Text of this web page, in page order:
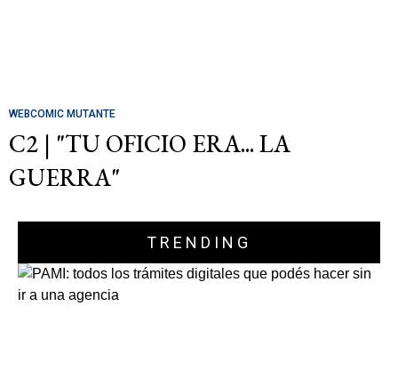
WEBCOMIC MUTANTE
C2 | "TU OFICIO ERA... LA
GUERRA"
TRENDING